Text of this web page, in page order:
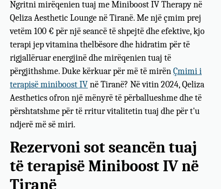
Ngritni mirëqenien tuaj me Miniboost IV Therapy në
Qeliza Aesthetic Lounge në Tiranë. Me një çmim prej
vetëm 100 € për një seancë të shpejtë dhe efektive, kjo
terapi jep vitamina thelbësore dhe hidratim për të
rigjallëruar energjinë dhe mirëqenien tuaj të
përgjithshme. Duke kërkuar për më të mirënÇmimi i
terapisë miniboost IVnë Tiranë? Në vitin 2024, Qeliza
Aesthetics ofron një mënyrë të përballueshme dhe të
përshtatshme për të rritur vitalitetin tuaj dhe për t'u
ndjerë më së miri.
Rezervoni sot seancën tuaj
të terapisë Miniboost IV në
Tiranë